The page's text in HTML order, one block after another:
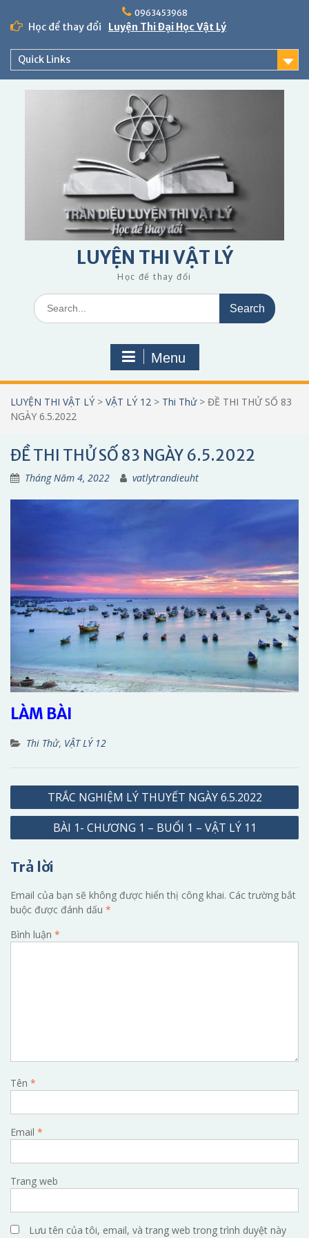
content
0963453968
Học để thay đổi Luyện Thi Đại Học Vật Lý
Quick Links
LUYỆN THI VẬT LÝ
Học để thay đổi
Search
for:
Menu
LUYỆN THI VẬT LÝ > VẬT LÝ 12 > Thi Thử> ĐỀ THI THỬ SỐ 83
NGÀY 6.5.2022
ĐỀ THI THỬ SỐ 83 NGÀY 6.5.2022
Tháng Năm 4, 2022 vatlytrandieuht
LÀM BÀI
Thi Thử, VẬT LÝ 12
Điều
hướng
TRẮC NGHIỆM LÝ THUYẾT NGÀY 6.5.2022
BÀI 1- CHƯƠNG 1 – BUỔI 1 – VẬT LÝ 11
Trả lời
Email của bạn sẽ không được hiển thị công khai. Các trường bắt
buộc được đánh dấu *
Bình luận *
Tên *
Email *
Trang web
Lưu tên của tôi, email, và trang web trong trình duyệt này